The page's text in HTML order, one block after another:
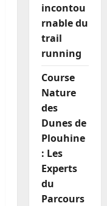
incontou
rnable du
trail
running
Course
Nature
des
Dunes de
Plouhine
: Les
Experts
du
Parcours